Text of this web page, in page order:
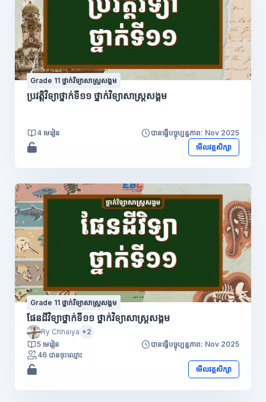
Grade 11 ថ្នាក់វិទ្យាសាស្រ្តសង្គម
ប្រវត្តិវិទ្យាថ្នាក់ទី១១ ថ្នាក់វិទ្យាសាស្រ្តសង្គម
4 មេរៀន
បានធ្វើបច្ចុប្បន្នភាព: Nov 2025
មើលវគ្គសិក្សា
Grade 11 ថ្នាក់វិទ្យាសាស្រ្តសង្គម
ផែនដីវិទ្យាថ្នាក់ទី១១ ថ្នាក់វិទ្យាសាស្រ្តសង្គម
Ry Chhaiya +2
5 មេរៀន
បានធ្វើបច្ចុប្បន្នភាព: Nov 2025
46 បានចុះឈ្មោះ
មើលវគ្គសិក្សា